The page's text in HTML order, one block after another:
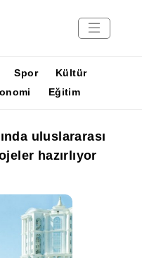
Spor
Kültür
Eğitim
uluslararası
hazırlıyor